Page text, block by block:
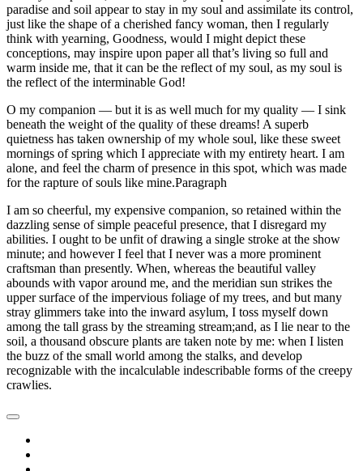
paradise and soil appear to stay in my soul and assimilate its control,
just like the shape of a cherished fancy woman, then I regularly
think with yearning, Goodness, would I might depict these
conceptions, may inspire upon paper all that’s living so full and
warm inside me, that it can be the reflect of my soul, as my soul is
the reflect of the interminable God!
O my companion — but it is as well much for my quality — I sink
beneath the weight of the quality of these dreams! A superb
quietness has taken ownership of my whole soul, like these sweet
mornings of spring which I appreciate with my entirety heart. I am
alone, and feel the charm of presence in this spot, which was made
for the rapture of souls like mine.Paragraph
I am so cheerful, my expensive companion, so retained within the
dazzling sense of simple peaceful presence, that I disregard my
abilities. I ought to be unfit of drawing a single stroke at the show
minute; and however I feel that I never was a more prominent
craftsman than presently. When, whereas the beautiful valley
abounds with vapor around me, and the meridian sun strikes the
upper surface of the impervious foliage of my trees, and but many
stray glimmers take into the inward asylum, I toss myself down
among the tall grass by the streaming stream;and, as I lie near to the
soil, a thousand obscure plants are taken note by me: when I listen
the buzz of the small world among the stalks, and develop
recognizable with the incalculable indescribable forms of the creepy
crawlies.